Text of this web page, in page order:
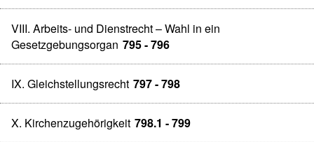
VIII. Arbeits- und Dienstrecht – Wahl in ein
Gesetzgebungsorgan 795 - 796
IX. Gleichstellungsrecht 797 - 798
X. Kirchenzugehörigkeit 798.1 - 799